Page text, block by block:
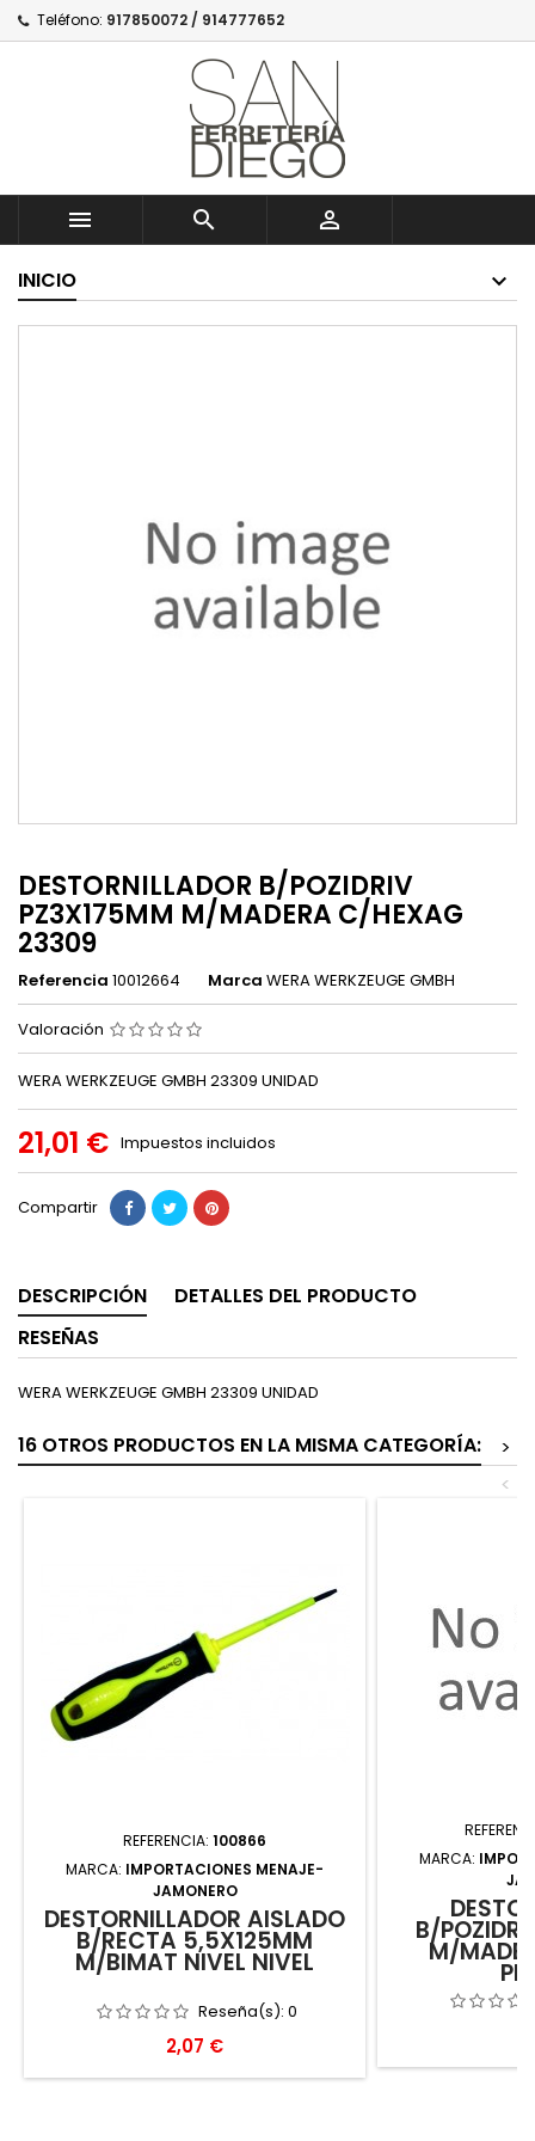
Teléfono: 917850072 / 914777652
  
INICIO
DESTORNILLADOR B/POZIDRIV
PZ3X175MM M/MADERA C/HEXAG
23309
Referencia 10012664 Marca WERA WERKZEUGE GMBH
Valoración
WERA WERKZEUGE GMBH 23309 UNIDAD
21,01 € Impuestos incluidos
Compartir
DESCRIPCIÓN
DETALLES DEL PRODUCTO
RESEÑAS
WERA WERKZEUGE GMBH 23309 UNIDAD
16 OTROS PRODUCTOS EN LA MISMA CATEGORÍA:
>
<
REFERENCIA: 100866
MARCA: IMPORTACIONES MENAJE-
JAMONERO
DESTORNILLADOR AISLADO
B/RECTA 5,5X125MM
M/BIMAT NIVEL NIVEL
Reseña(s): 0
Precio
2,07 €
MARCA:
B/
M/